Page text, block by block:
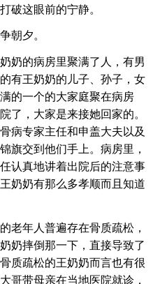
破这眼前的宁静。
朝夕。
奶的病房里聚满了人，有男
有王奶奶的儿子、孙子，女
的一个的大家庭聚在病房
了，大家是来接她回家的。
病专家主任和申盖大夫以及
旗交到他们手上。病房里，
认真地讲着出院后的注意事
奶奶有那么多孝顺而且知道
年人普遍存在骨质疏松，
奶摔倒那一下，直接导致了
质疏松的王奶奶而言也有很
哥带母亲在当地医院就诊，